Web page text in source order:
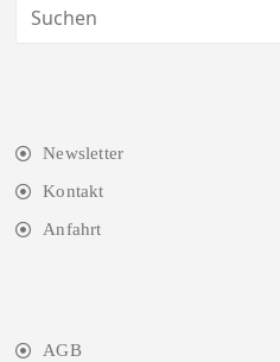
Newsletter
Kontakt
Anfahrt
AGB